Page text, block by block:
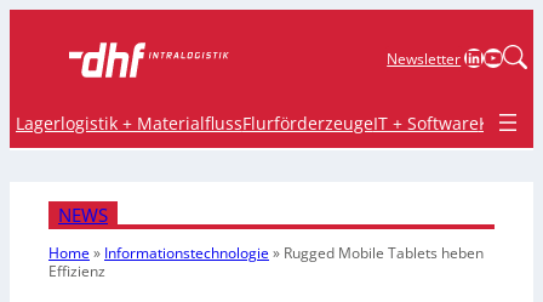
NewsletterLinkedIn
Lagerlogistik + MaterialflussFlurförderzeugeIT + SoftwareKrane
NEWS
Home» Informationstechnologie» Rugged Mobile Tablets heben
Effizienz